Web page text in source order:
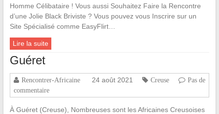
Homme Célibataire ! Vous aussi Souhaitez Faire la Rencontre
d’une Jolie Black Briviste ? Vous pouvez vous Inscrire sur un
Site Spécialisé comme EasyFlirt…
Lire la suite
Guéret
Rencontrer-Africaine 24 août 2021 Creuse
Pas de
commentaire
À Guéret (Creuse), Nombreuses sont les Africaines Creusoises